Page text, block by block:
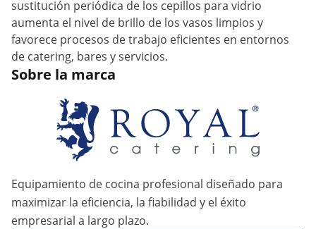
sustitución periódica de los cepillos para vidrio
aumenta el nivel de brillo de los vasos limpios y
favorece procesos de trabajo eficientes en entornos
de catering, bares y servicios.
Sobre la marca
Equipamiento de cocina profesional diseñado para
maximizar la eficiencia, la fiabilidad y el éxito
empresarial a largo plazo.